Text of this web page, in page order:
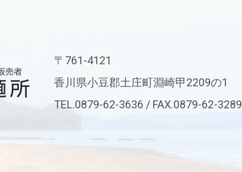
フモト製麺所
〒761-4121
香川県小豆郡土庄町淵崎甲2209の1
TEL.0879-62-3636 / FAX.0879-62-3289